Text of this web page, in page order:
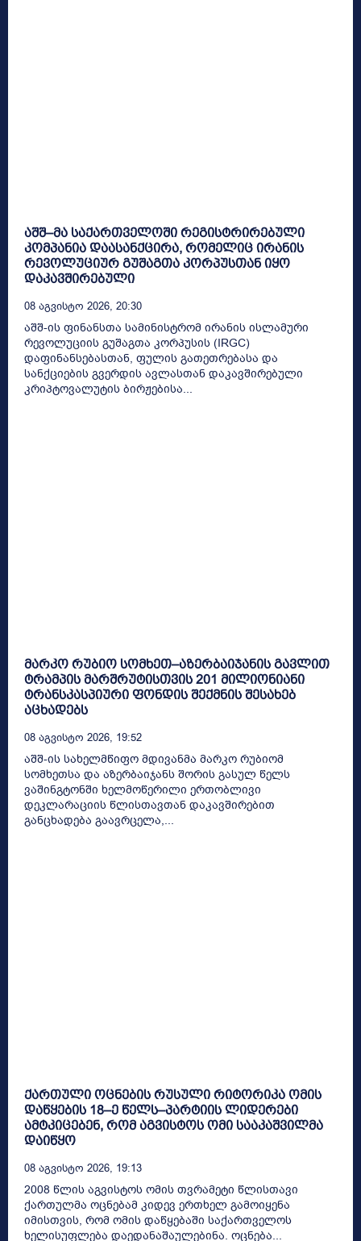
აშშ–მა საქართველოში რეგისტრირებული
კომპანია დაასანქცირა, რომელიც ირანის
რევოლუციურ გუშაგთა კორპუსთან იყო
დაკავშირებული
08 Აგვისტო 2026, 20:30
აშშ-ის ფინანსთა სამინისტრომ ირანის ისლამური
რევოლუციის გუშაგთა კორპუსის (IRGC)
დაფინანსებასთან, ფულის გათეთრებასა და
სანქციების გვერდის ავლასთან დაკავშირებული
კრიპტოვალუტის ბირჟებისა...
მარკო რუბიო სომხეთ–აზერბაიჯანის გავლით
ტრამპის მარშრუტისთვის 201 მილიონიანი
ტრანსკასპიური ფონდის შექმნის შესახებ
აცხადებს
08 Აგვისტო 2026, 19:52
აშშ-ის სახელმწიფო მდივანმა მარკო რუბიომ
სომხეთსა და აზერბაიჯანს შორის გასულ წელს
ვაშინგტონში ხელმოწერილი ერთობლივი
დეკლარაციის წლისთავთან დაკავშირებით
განცხადება გაავრცელა,...
ქართული ოცნების რუსული რიტორიკა ომის
დაწყების 18–ე წელს–პარტიის ლიდერები
ამტკიცებენ, რომ აგვისტოს ომი სააკაშვილმა
დაიწყო
08 Აგვისტო 2026, 19:13
2008 წლის აგვისტოს ომის თვრამეტი წლისთავი
ქართულმა ოცნებამ კიდევ ერთხელ გამოიყენა
იმისთვის, რომ ომის დაწყებაში საქართველოს
ხელისუფლება დაედანაშაულებინა. ოცნება...